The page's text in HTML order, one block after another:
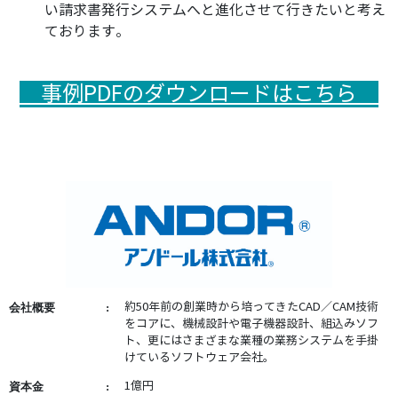
い請求書発行システムへと進化させて行きたいと考え
ております。
事例PDFのダウンロードはこちら
会社概要
約50年前の創業時から培ってきたCAD／CAM技術
をコアに、機械設計や電子機器設計、組込みソフ
ト、更にはさまざまな業種の業務システムを手掛
けているソフトウェア会社。
資本金 1億円